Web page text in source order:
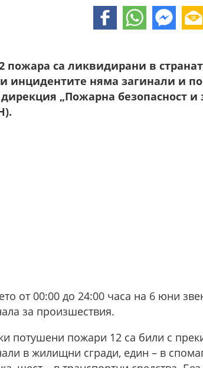
пожара са ликвидирани в
инцидентите няма загинали и
„Пожарна безопасност
от 00:00 до 24:00 часа на 6 юни
за произшествия.
потушени пожари 12 са били с
в жилищни сгради, един – в